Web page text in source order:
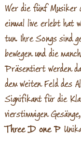
Wer die fünf
einmal live erlebt hat
tun. Ihre Songs sind
bewegen und die
Präsentiert werden
dem weiten Feld des
Signifikant für die
Three D one P